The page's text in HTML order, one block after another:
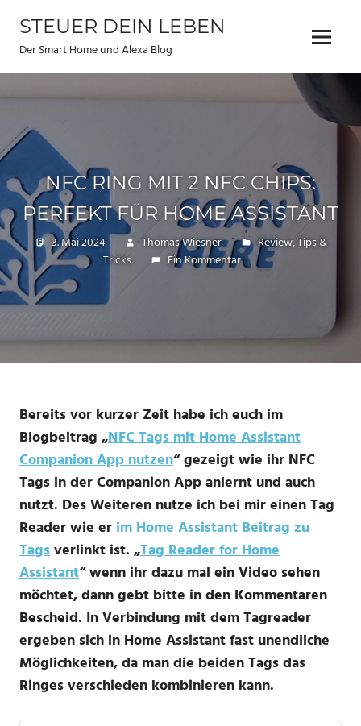
Inhalt
springen
STEUER DEIN LEBEN
Der Smart Home und Alexa Blog Menu
NFC RING MIT 2 NFC CHIPS:
PERFEKT FÜR HOME ASSISTANT
3. Mai 2024 Thomas Wiesner Review,Tips &
Tricks
Ein Kommentar
Bereits vor kurzer Zeit habe ich euch im
Blogbeitrag „NFC Tags mit Home Assistant
Companion App nutzen“ gezeigt wie ihr NFC
Tags in der Companion App anlernt und auch
nutzt. Des Weiteren nutze ich bei mir einen Tag
Reader wie erim Home Assistant Beitrag zu
Tagsverlinkt ist. „Tag Reader for Home
Assistant“ wenn ihr dazu mal ein Video sehen
möchtet, dann gebt bitte in den Kommentaren
Bescheid. In Verbindung mit dem Tagreader
ergeben sich in Home Assistant fast unendliche
Möglichkeiten, da man die beiden Tags das
Ringes verschieden kombinieren kann.